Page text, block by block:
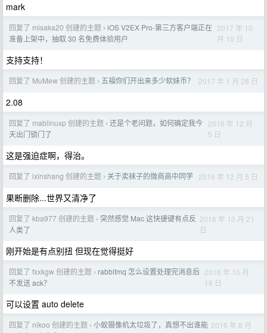
mark
回复了 misaka20 创建的主题 › iOS V2EX Pro-第三方客户端正在
准备上架中，抽取 30 名免费体验用户
2017 年 10
月 10 日
支持支持！
回复了 MuMew 创建的主题 › 五福你们开出来多少软妹币？ 2017 年 1 月 28 日
2.08
回复了 mablinuxp 创建的主题 › 还是个老问题，如何确定我今
天出门锁门了
2016 年 12 月
5 日
这是强迫症啊，得治。
回复了 ixinshang 创建的主题 › 关于卖袜子的微商高中同学 2016 年 12 月 5 日
果断删除...世界又清净了
回复了 kba977 创建的主题 › 突然感觉 Mac 这快捷键有点反
人类了
2016 年 10 月 21
日
刚开始是有点别扭 但现在觉得挺好
回复了 fxxkgw 创建的主题 › rabbitmq 怎么设置处理完消息后
不发送 ack？
2016 年 10 月
18 日
可以设置 auto delete
回复了 nikoo 创建的主题 › 小蚁摄像机太垃圾了，真想不出谁能 2016 年 8 月